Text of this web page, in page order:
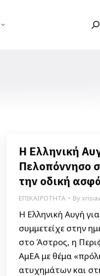
Η Ελληνική
Πελοπόννησο
την οδική
ΕΠΙΚΑΙΡΟΤΗΤΑ By
Η Ελληνική Αυγή
συμμετείχε στην
στο Άστρος, η
ΑμΕΑ με θέμα
ατυχημάτων και